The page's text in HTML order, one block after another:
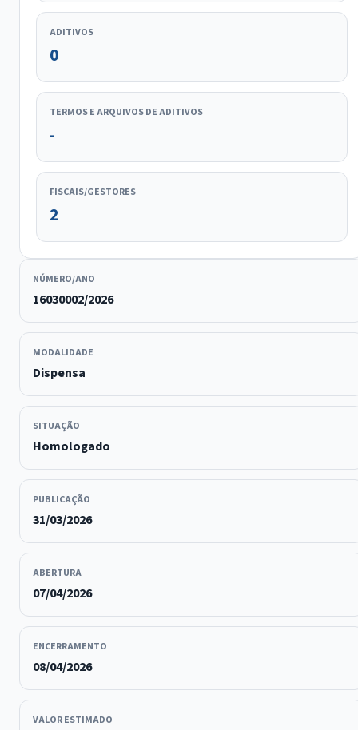
ADITIVOS
0
TERMOS E ARQUIVOS DE ADITIVOS
-
FISCAIS/GESTORES
2
NÚMERO/ANO
16030002/2026
MODALIDADE
Dispensa
SITUAÇÃO
Homologado
PUBLICAÇÃO
31/03/2026
ABERTURA
07/04/2026
ENCERRAMENTO
08/04/2026
VALOR ESTIMADO